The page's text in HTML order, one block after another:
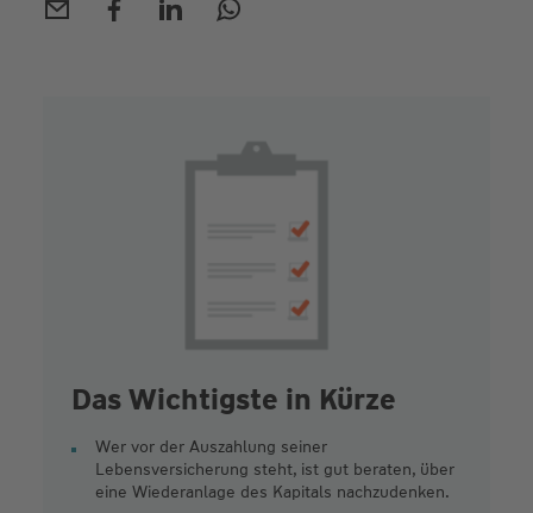
Das Wichtigste in Kürze
Wer vor der Auszahlung seiner
Lebensversicherung steht, ist gut beraten, über
eine Wiederanlage des Kapitals nachzudenken.